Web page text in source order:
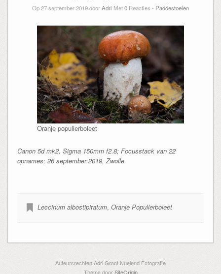
Op 27 september 2019 doorAdri Met0 Reacties - Paddestoelen
Oranje populierboleet
Canon 5d mk2, Sigma 150mm f2.8; Focusstack van 22
opnames; 26 september 2019, Zwolle
Leccinum albostipitatum, Oranje Populierboleet
Auteursrechten Adri Groot Nuelend Fotografie
Thema doorSiteOrigin